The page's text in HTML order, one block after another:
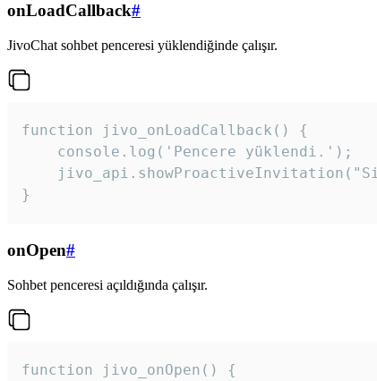
onLoadCallback#
JivoChat sohbet penceresi yüklendiğinde çalışır.
function jivo_onLoadCallback() {
    console.log('Pencere yüklendi.');
}
onOpen#
Sohbet penceresi açıldığında çalışır.
function jivo_onOpen() {